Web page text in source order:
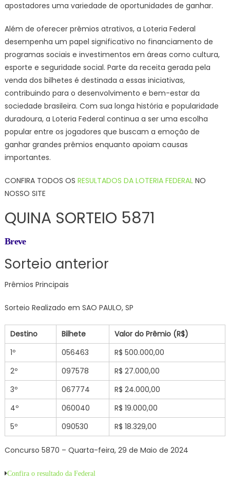
apostadores uma variedade de oportunidades de ganhar.
Além de oferecer prêmios atrativos, a Loteria Federal
desempenha um papel significativo no financiamento de
programas sociais e investimentos em áreas como cultura,
esporte e seguridade social. Parte da receita gerada pela
venda dos bilhetes é destinada a essas iniciativas,
contribuindo para o desenvolvimento e bem-estar da
sociedade brasileira. Com sua longa história e popularidade
duradoura, a Loteria Federal continua a ser uma escolha
popular entre os jogadores que buscam a emoção de
ganhar grandes prêmios enquanto apoiam causas
importantes.
CONFIRA TODOS OS RESULTADOS DA LOTERIA FEDERALNO
NOSSO SITE
QUINA SORTEIO 5871
Breve
Sorteio anterior
Prêmios Principais
Sorteio Realizado em SAO PAULO, SP
Destino Bilhete
Valor do Prêmio (R$)
1º
056463
R$ 500.000,00
2º
097578
R$ 27.000,00
3º
067774
R$ 24.000,00
4º
060040
R$ 19.000,00
5º
090530 R$ 18.329,00
Concurso 5870 – Quarta-feira, 29 de Maio de 2024
Confira o resultado da Federal